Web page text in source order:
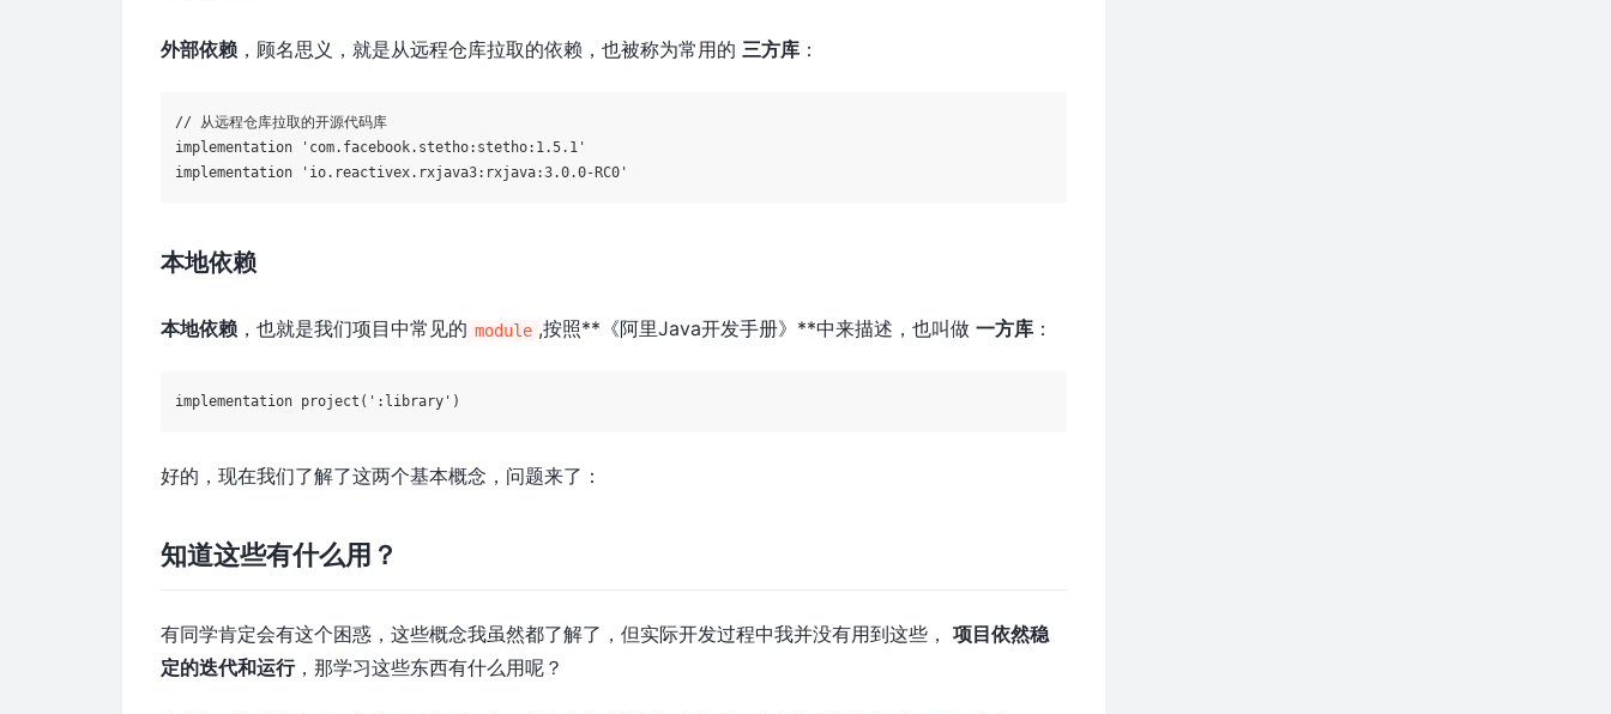
外部依赖 ，顾名思义，就是从远程仓库拉取的依赖，也被称为常用的三方库 ：
// 从远程仓库拉取的开源代码库
implementation
'com.facebook.stetho:stetho:1.5.1'
implementation
'io.reactivex.rxjava3:rxjava:3.0.0-RC0'
本地依赖
本地依赖 ，也就是我们项目中常见的 module ,按照**《阿里Java开发手册》**中来描述，也叫做一方库 ：
implementation project( ':library'
好的，现在我们了解了这两个基本概念，问题来了：
知道这些有什么用？
有同学肯定会有这个困惑，这些概念我虽然都了解了，但实际开发过程中我并没有用到这些，项目依然稳
定的迭代和运行，那学习这些东西有什么用呢？